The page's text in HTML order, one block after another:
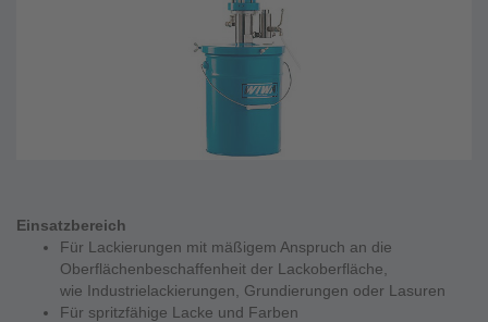
Einsatzbereich
Für Lackierungen mit mäßigem Anspruch an die
Oberflächenbeschaffenheit der Lackoberfläche,
wie Industrielackierungen, Grundierungen oder Lasuren
Für spritzfähige Lacke und Farben